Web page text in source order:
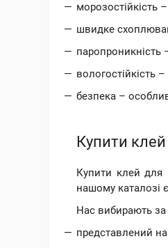
морозостійкість
швидке
паропроникність
вологостійкість
безпека –
Купити клей
Купити клей для
нашому каталозі
Нас вибирають за
представлений